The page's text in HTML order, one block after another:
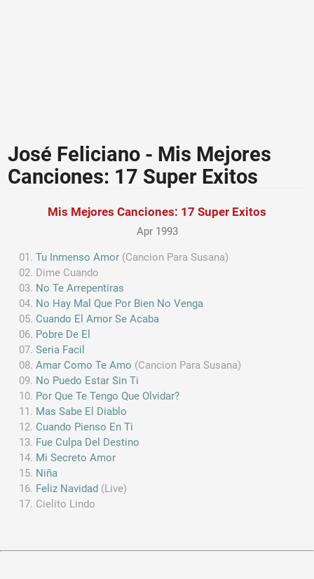
José Feliciano - Mis Mejores
Canciones: 17 Super Exitos
Mis Mejores Canciones: 17 Super Exitos
Apr 1993
Tu Inmenso Amor (Cancion Para Susana)
Dime Cuando
No Te Arrepentiras
No Hay Mal Que Por Bien No Venga
Cuando El Amor Se Acaba
Pobre De El
Seria Facil
Amar Como Te Amo (Cancion Para Susana)
No Puedo Estar Sin Ti
Por Que Te Tengo Que Olvidar?
Mas Sabe El Diablo
Cuando Pienso En Ti
Fue Culpa Del Destino
Mi Secreto Amor
Niña
Feliz Navidad (Live)
Cielito Lindo